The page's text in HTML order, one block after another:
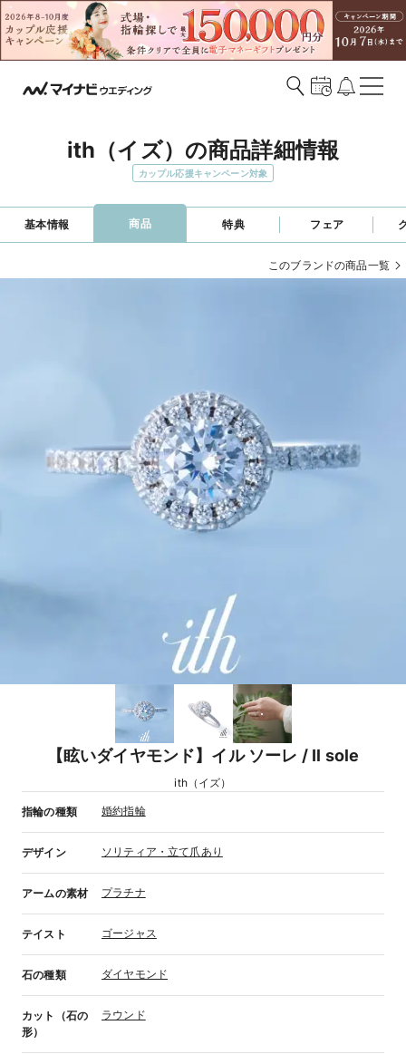
ith（イズ）の商品詳細情報
カップル応援キャンペーン対象
基本情報 商品 特典 フェア
このブランドの商品一覧
【眩いダイヤモンド】イル ソーレ / Il sole
ith（イズ）
指輪の種類 婚約指輪
デザイン ソリティア・立て爪あり
アームの素材 プラチナ
テイスト ゴージャス
石の種類 ダイヤモンド
カット（石の
形）
ラウンド